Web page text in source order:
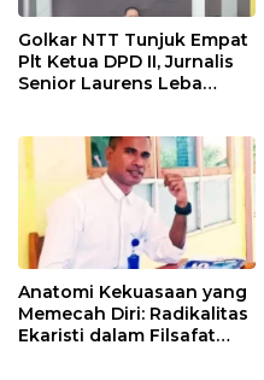
Golkar NTT Tunjuk Empat
Plt Ketua DPD II, Jurnalis
Senior Laurens Leba
Anatomi Kekuasaan yang
Memecah Diri: Radikalitas
Ekaristi dalam Filsafat